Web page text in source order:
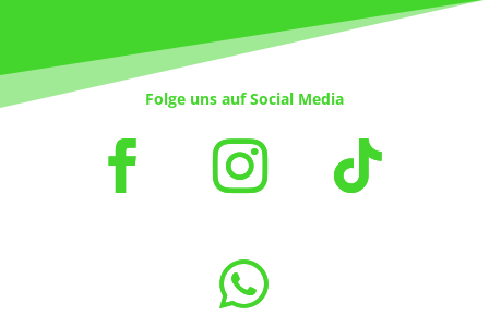
Folge uns auf Social Media